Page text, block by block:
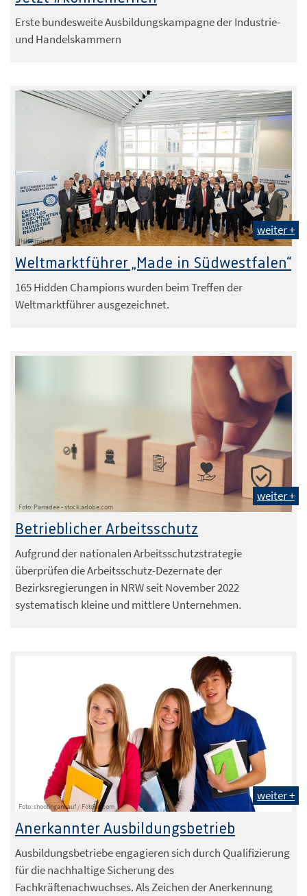
Erste bundesweite Ausbildungskampagne der Industrie-
und Handelskammern
IHK Arnsberg
weiter +
Weltmarktführer „Made in Südwestfalen“
165 Hidden Champions wurden beim Treffen der
Weltmarktführer ausgezeichnet.
Foto: Parradee - stock.adobe.com
weiter +
Betrieblicher Arbeitsschutz
Aufgrund der nationalen Arbeitsschutzstrategie
überprüfen die Arbeitsschutz-Dezernate der
Bezirksregierungen in NRW seit November 2022
systematisch kleine und mittlere Unternehmen.
Foto: shootingankauf / Fotolia.com
weiter +
Anerkannter Ausbildungsbetrieb
Ausbildungsbetriebe engagieren sich durch Qualifizierung
für die nachhaltige Sicherung des
Fachkräftenachwuchses. Als Zeichen der Anerkennung